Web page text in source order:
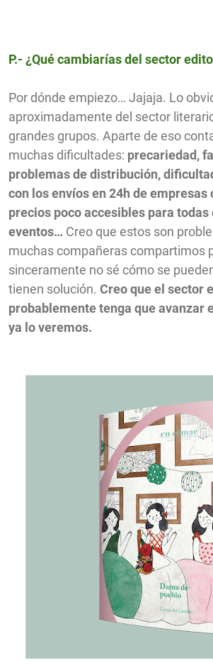
P.- ¿Qué cambiarías del sector
Por dónde empiezo… Jajaja. Lo
aproximadamente del sector
grandes grupos. Aparte de eso
muchas dificultades: precariedad,
problemas de distribución,
con los envíos en 24h de empresas
precios poco accesibles para todas
eventos… Creo que estos son
muchas compañeras compartimos
sinceramente no sé cómo se
tienen solución. Creo que el sector
probablemente tenga que avanzar
ya lo veremos.